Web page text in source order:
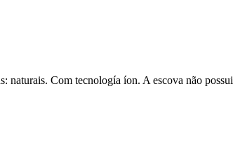
naturais. Com tecnología íon. A escova não possui